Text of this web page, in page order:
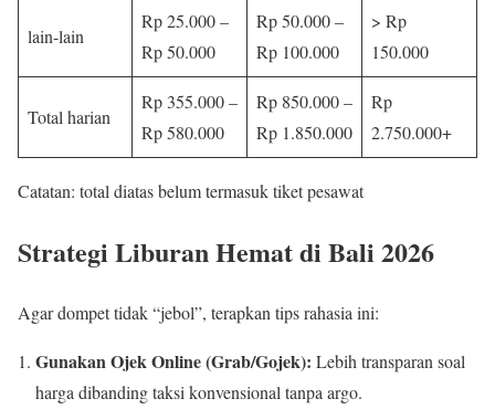
lain-lain
Rp 25.000 –
Rp 50.000
Rp 50.000 –
Rp 100.000
> Rp
150.000
Total harian
Rp 355.000 –
Rp 580.000
Rp 850.000 –
Rp 1.850.000
Rp
2.750.000+
Catatan: total diatas belum termasuk tiket pesawat
Strategi Liburan Hemat di Bali 2026
Agar dompet tidak “jebol”, terapkan tips rahasia ini:
Gunakan Ojek Online (Grab/Gojek): Lebih transparan soal
harga dibanding taksi konvensional tanpa argo.